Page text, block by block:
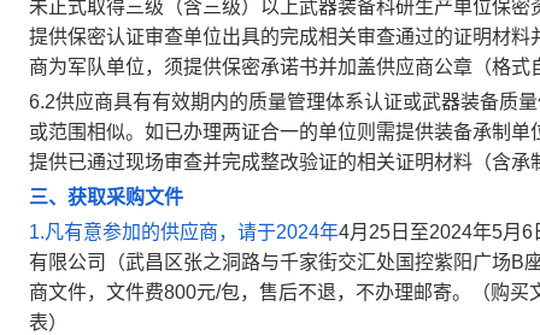
未正式取得三级（含三级）以上武器装备科研生产单位保
提供保密认证审查单位出具的完成相关审查通过的证明材
商为军队单位，须提供保密承诺书并加盖供应商公章（格式
6.2供应商具有有效期内的质量管理体系认证或武器装备质
或范围相似。如已办理两证合一的单位则需提供装备承制
提供已通过现场审查并完成整改验证的相关证明材料（含承
三、获取采购文件
1.凡有意参加的供应商，请于2024年4月25日至2024年5月6
有限公司（武昌区张之洞路与千家街交汇处国控紫阳广场B
商文件，文件费800元/包，售后不退，不办理邮寄。（购
表）